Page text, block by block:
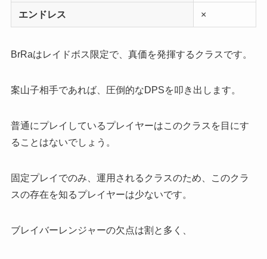
エンドレス ×
BrRaはレイドボス限定で、真価を発揮するクラスです。
案山子相手であれば、圧倒的なDPSを叩き出します。
普通にプレイしているプレイヤーはこのクラスを目にす
ることはないでしょう。
固定プレイでのみ、運用されるクラスのため、このクラ
スの存在を知るプレイヤーは少ないです。
ブレイバーレンジャーの欠点は割と多く、